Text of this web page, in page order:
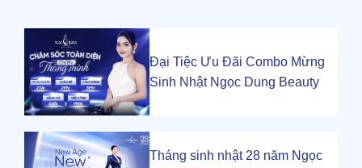
Đại Tiệc Ưu Đãi Combo Mừng
Sinh Nhật Ngọc Dung Beauty
Tháng sinh nhật 28 năm Ngọc